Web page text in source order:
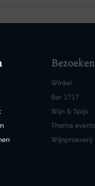
Bezoeken
Winkel
Bar 1717
Wijn & Spijs
Thema events
Wijnproeverij